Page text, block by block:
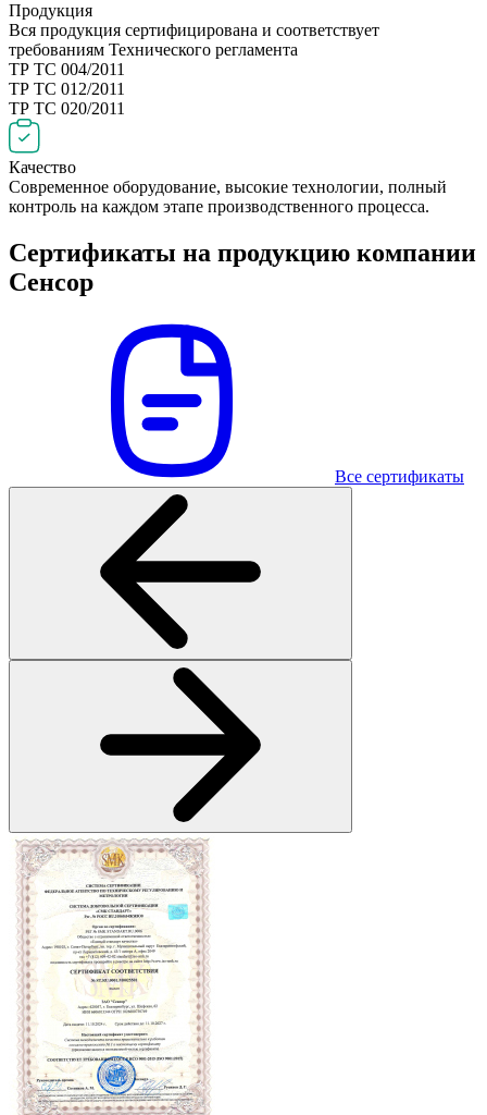
Продукция
Вся продукция сертифицирована и соответствует
требованиям Технического регламента
ТР ТС 004/2011
ТР ТС 012/2011
ТР ТС 020/2011
Качество
Современное оборудование, высокие технологии, полный
контроль на каждом этапе производственного процесса.
Сертификаты на продукцию компании
Сенсор
Все сертификаты